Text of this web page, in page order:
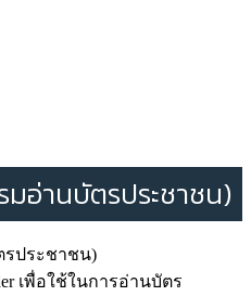
มอ่านบัตรประชาชน)
เพื่อใช้ในการอ่านบัตร